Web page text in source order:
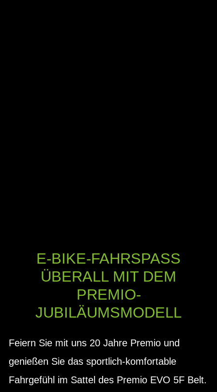
E-BIKE-FAHRSPASS Ü
BERALL MIT DEM P
REMIO-J
UBILÄUMSMODELL
Feiern Sie mit uns 20 Jahre Premio und
genießen Sie das sportlich-komfortable
Fahrgefühl im Sattel des Premio EVO 5F Belt.